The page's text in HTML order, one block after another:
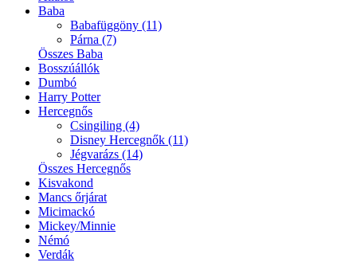
Baba
Babafüggöny (11)
Párna (7)
Összes Baba
Bosszúállók
Dumbó
Harry Potter
Hercegnős
Csingiling (4)
Disney Hercegnők (11)
Jégvarázs (14)
Összes Hercegnős
Kisvakond
Mancs őrjárat
Micimackó
Mickey/Minnie
Némó
Verdák